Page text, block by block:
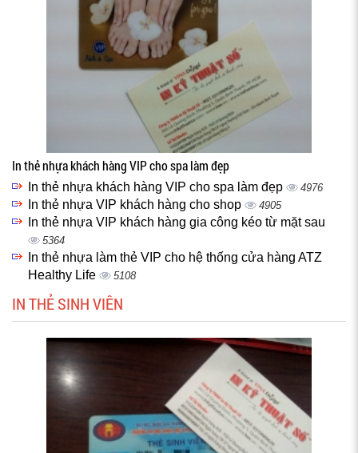
In thẻ nhựa khách hàng VIP cho spa làm đẹp
In thẻ nhựa khách hàng VIP cho spa làm đẹp 4976
In thẻ nhựa VIP khách hàng cho shop 4905
In thẻ nhựa VIP khách hàng gia công kéo từ mặt sau
5364
In thẻ nhựa làm thẻ VIP cho hệ thống cửa hàng ATZ
Healthy Life
5108
IN THẺ SINH VIÊN